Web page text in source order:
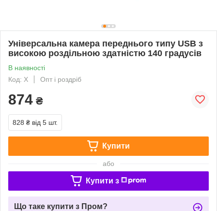
Універсальна камера переднього типу USB з
високою роздільною здатністю 140 градусів
В наявності
Код: X
Опт і роздріб
874 ₴
828 ₴ від 5 шт.
Купити
або
Купити з
Що таке купити з Пром?